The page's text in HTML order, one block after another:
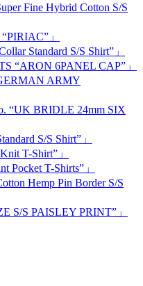
Fine Hybrid Cotton S/S
」
Standard S/S Shirt”」
“ARON 6PANEL CAP”」
ARMY
“UK BRIDLE 24mm SIX
S/S Shirt”」
T-Shirt”」
T-Shirts”」
Hemp Pin Border S/S
S/S PAISLEY PRINT”」